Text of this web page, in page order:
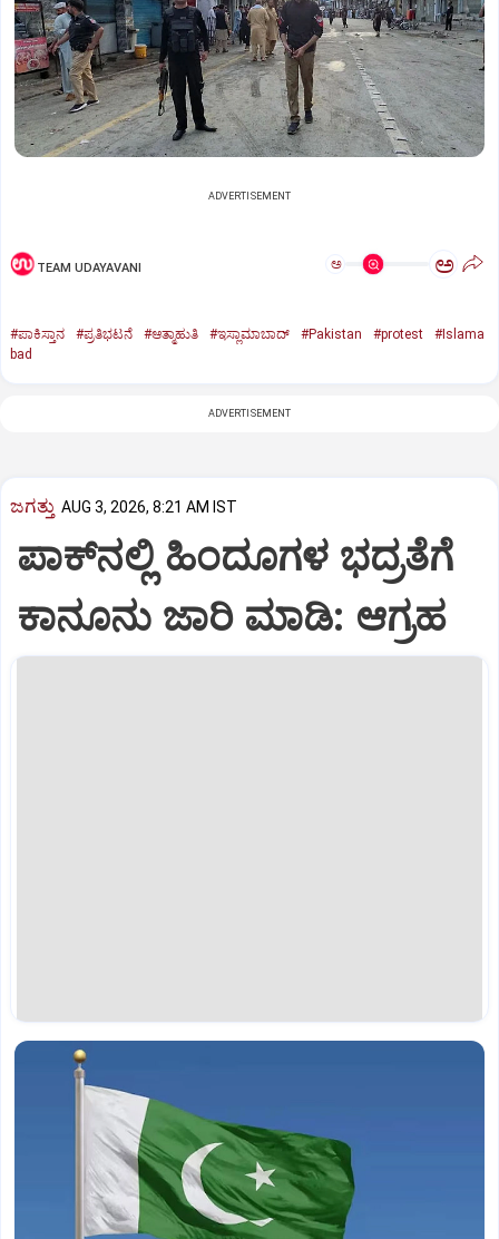
ADVERTISEMENT
TEAM UDAYAVANI ಅ ಅ
#ಪಾಕಿಸ್ತಾನ #ಪ್ರತಿಭಟನೆ #ಆತ್ಮಾಹುತಿ #ಇಸ್ಲಾಮಾಬಾದ್‌ #Pakistan #protest
#Islama
bad
ADVERTISEMENT
ಜಗತ್ತು AUG 3, 2026, 8:21 AM IST
ಪಾಕ್‌ನಲ್ಲಿ ಹಿಂದೂಗಳ ಭದ್ರತೆಗೆ
ಕಾನೂನು ಜಾರಿ ಮಾಡಿ: ಆಗ್ರಹ